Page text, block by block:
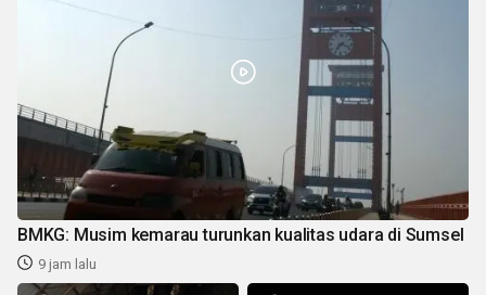
BMKG: Musim kemarau turunkan kualitas udara di Sumsel
9 jam lalu